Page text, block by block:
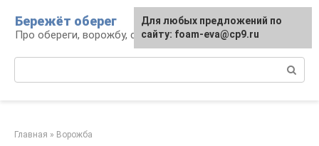
контенту
Бережёт оберег
Про обереги, ворожбу, сны и гадания
Главная » Ворожба
Для любых предложений по
сайту: foam-eva@cp9.ru